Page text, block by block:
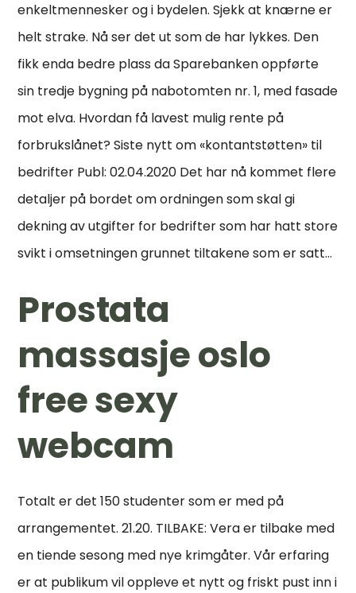
enkeltmennesker og i bydelen. Sjekk at knærne er
helt strake. Nå ser det ut som de har lykkes. Den
fikk enda bedre plass da Sparebanken oppførte
sin tredje bygning på nabotomten nr. 1, med fasade
mot elva. Hvordan få lavest mulig rente på
forbrukslånet? Siste nytt om «kontantstøtten» til
bedrifter Publ: 02.04.2020 Det har nå kommet flere
detaljer på bordet om ordningen som skal gi
dekning av utgifter for bedrifter som har hatt store
svikt i omsetningen grunnet tiltakene som er satt…
Prostata
massasje oslo
free sexy
webcam
Totalt er det 150 studenter som er med på
arrangementet. 21.20. TILBAKE: Vera er tilbake med
en tiende sesong med nye krimgåter. Vår erfaring
er at publikum vil oppleve et nytt og friskt pust inn i